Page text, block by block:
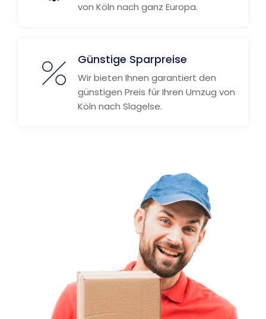
von Köln nach ganz Europa.
Günstige Sparpreise
Wir bieten Ihnen garantiert den
günstigen Preis für Ihren Umzug von
Köln nach Slagelse.